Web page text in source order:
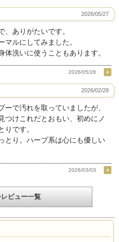
2026/05/27
、ありがたいです。
ルにしてみました。
洗いに使うこともあります。
2026/05/28
2026/02/28
で汚れを取っていましたが、
つけこれだとおもい、初めにノ
りです。
とり。ハーブ系は心にも優しい
2026/03/03
ビュー一覧